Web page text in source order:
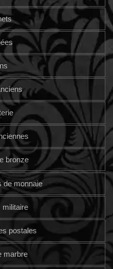
bronze
de monnaie
militaire
postales
marbre